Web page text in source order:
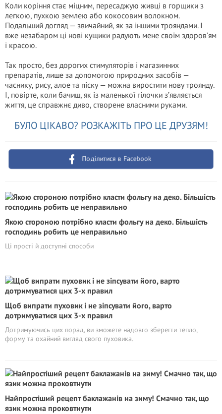
Коли коріння стає міцним, пересаджую живці в горщики з
легкою, пухкою землею або кокосовим волокном.
Подальший догляд — звичайний, як за іншими трояндами. І
вже незабаром ці нові кущики радують мене своїм здоров’ям
і красою.
Так просто, без дорогих стимуляторів і магазинних
препаратів, лише за допомогою природних засобів —
часнику, рису, алое та піску — можна виростити нову троянду.
І, повірте, коли бачиш, як із маленької гілочки з’являється
життя, це справжнє диво, створене власними руками.
БУЛО ЦІКАВО? РОЗКАЖІТЬ ПРО ЦЕ ДРУЗЯМ!
Поділитися в Facebook
Якою стороною потрібно класти фольгу на деко. Більшість
господинь робить це неправильно
Ці прості й доступні способи
Щоб випрати пуховик і не зіпсувати його, варто
дотримуватися цих 3-х правил
Дотримуючись цих порад, ви зможете надовго зберегти тепло,
форму та охайний вигляд свого пуховика.
Найпростіший рецепт баклажанів на зиму! Смачно так, що
язик можна проковтнути